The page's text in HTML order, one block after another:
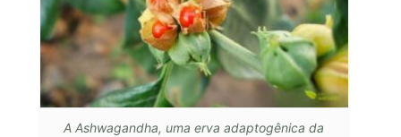
A Ashwagandha, uma erva adaptogênica da